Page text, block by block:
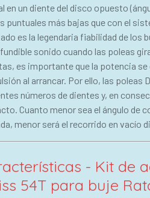
en un diente del disco opuesto
puntuales más bajas que con el
es la legendaria fiabilidad de los
sonido cuando las poleas
es importante que la potencia
al arrancar. Por ello, las poleas
números de dientes y, en
Cuanto menor sea el ángulo de
menor será el recorrido en vacío
- Kit de
54T para buje